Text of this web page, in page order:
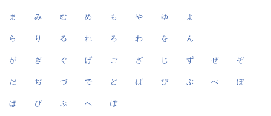
ま み む め も や ゆ よ
ら り る れ ろ わ を ん
が ぎ ぐ げ ご ざ じ ず ぜ ぞ
だ ぢ づ で ど ば び ぶ べ ぼ
ぱ ぴ ぷ ぺ ぽ